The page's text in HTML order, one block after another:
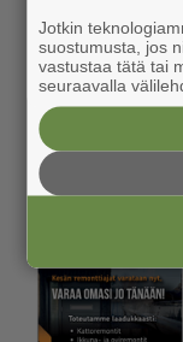
Jotkin
suostumusta, jos
vastustaa tätä tai
seuraavalla